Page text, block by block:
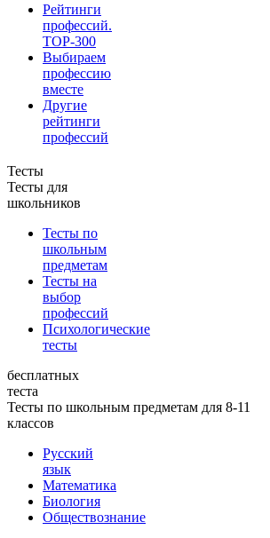
Рейтинги
профессий.
TOP-300
Выбираем
профессию
вместе
Другие
рейтинги
профессий
Тесты
Тесты для
школьников
Тесты по
школьным
предметам
Тесты на
выбор
профессий
Психологические
тесты
бесплатных
теста
Тесты по школьным предметам для 8-11
классов
Русский
язык
Математика
Биология
Обществознание